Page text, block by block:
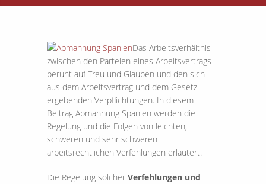
Das Arbeitsverhältnis
zwischen den Parteien eines Arbeitsvertrags
beruht auf Treu und Glauben und den sich
aus dem Arbeitsvertrag und dem Gesetz
ergebenden Verpflichtungen. In diesem
Beitrag Abmahnung Spanien werden die
Regelung und die Folgen von leichten,
schweren und sehr schweren
arbeitsrechtlichen Verfehlungen erläutert.
Die Regelung solcher Verfehlungen und